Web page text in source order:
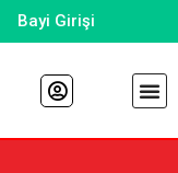
Bayi Girişi